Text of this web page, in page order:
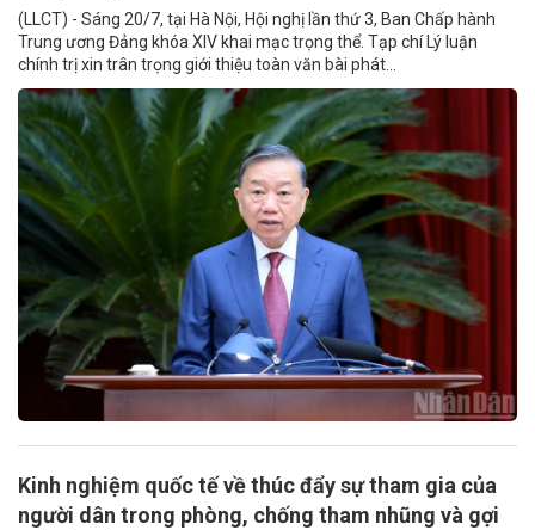
(LLCT) - Sáng 20/7, tại Hà Nội, Hội nghị lần thứ 3, Ban Chấp hành
Trung ương Đảng khóa XIV khai mạc trọng thể. Tạp chí Lý luận
chính trị xin trân trọng giới thiệu toàn văn bài phát...
Kinh nghiệm quốc tế về thúc đẩy sự tham gia của
người dân trong phòng, chống tham nhũng và gợi